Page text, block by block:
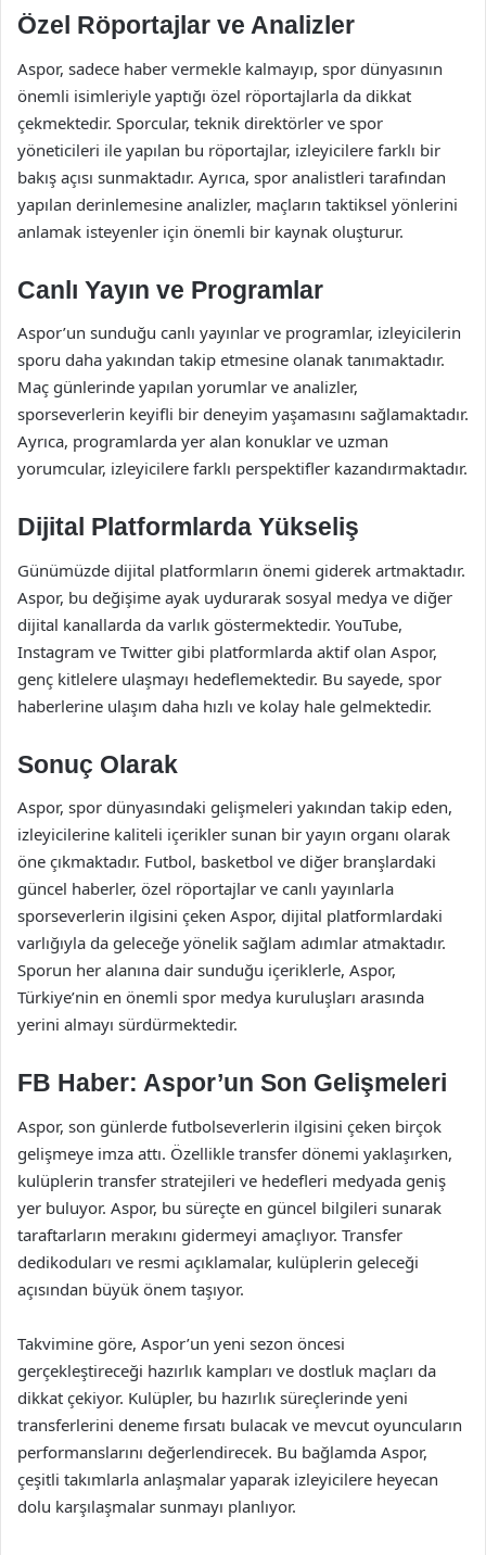
Özel Röportajlar ve Analizler
Aspor, sadece haber vermekle kalmayıp, spor dünyasının
önemli isimleriyle yaptığı özel röportajlarla da dikkat
çekmektedir. Sporcular, teknik direktörler ve spor
yöneticileri ile yapılan bu röportajlar, izleyicilere farklı bir
bakış açısı sunmaktadır. Ayrıca, spor analistleri tarafından
yapılan derinlemesine analizler, maçların taktiksel yönlerini
anlamak isteyenler için önemli bir kaynak oluşturur.
Canlı Yayın ve Programlar
Aspor’un sunduğu canlı yayınlar ve programlar, izleyicilerin
sporu daha yakından takip etmesine olanak tanımaktadır.
Maç günlerinde yapılan yorumlar ve analizler,
sporseverlerin keyifli bir deneyim yaşamasını sağlamaktadır.
Ayrıca, programlarda yer alan konuklar ve uzman
yorumcular, izleyicilere farklı perspektifler kazandırmaktadır.
Dijital Platformlarda Yükseliş
Günümüzde dijital platformların önemi giderek artmaktadır.
Aspor, bu değişime ayak uydurarak sosyal medya ve diğer
dijital kanallarda da varlık göstermektedir. YouTube,
Instagram ve Twitter gibi platformlarda aktif olan Aspor,
genç kitlelere ulaşmayı hedeflemektedir. Bu sayede, spor
haberlerine ulaşım daha hızlı ve kolay hale gelmektedir.
Sonuç Olarak
Aspor, spor dünyasındaki gelişmeleri yakından takip eden,
izleyicilerine kaliteli içerikler sunan bir yayın organı olarak
öne çıkmaktadır. Futbol, basketbol ve diğer branşlardaki
güncel haberler, özel röportajlar ve canlı yayınlarla
sporseverlerin ilgisini çeken Aspor, dijital platformlardaki
varlığıyla da geleceğe yönelik sağlam adımlar atmaktadır.
Sporun her alanına dair sunduğu içeriklerle, Aspor,
Türkiye’nin en önemli spor medya kuruluşları arasında
yerini almayı sürdürmektedir.
FB Haber: Aspor’un Son Gelişmeleri
Aspor, son günlerde futbolseverlerin ilgisini çeken birçok
gelişmeye imza attı. Özellikle transfer dönemi yaklaşırken,
kulüplerin transfer stratejileri ve hedefleri medyada geniş
yer buluyor. Aspor, bu süreçte en güncel bilgileri sunarak
taraftarların merakını gidermeyi amaçlıyor. Transfer
dedikoduları ve resmi açıklamalar, kulüplerin geleceği
açısından büyük önem taşıyor.
Takvimine göre, Aspor’un yeni sezon öncesi
gerçekleştireceği hazırlık kampları ve dostluk maçları da
dikkat çekiyor. Kulüpler, bu hazırlık süreçlerinde yeni
transferlerini deneme fırsatı bulacak ve mevcut oyuncuların
performanslarını değerlendirecek. Bu bağlamda Aspor,
çeşitli takımlarla anlaşmalar yaparak izleyicilere heyecan
dolu karşılaşmalar sunmayı planlıyor.